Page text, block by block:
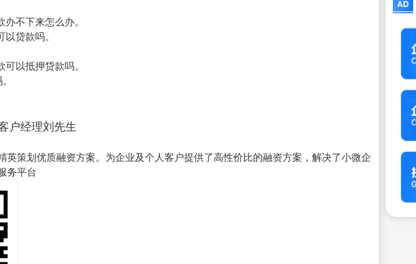
不下来怎么办。
贷款吗。
以抵押贷款吗。
户经理刘先生
英策划优质融资方案。为企业及个人客户提供了高性价比的融资方案，解决了小微企
务平台